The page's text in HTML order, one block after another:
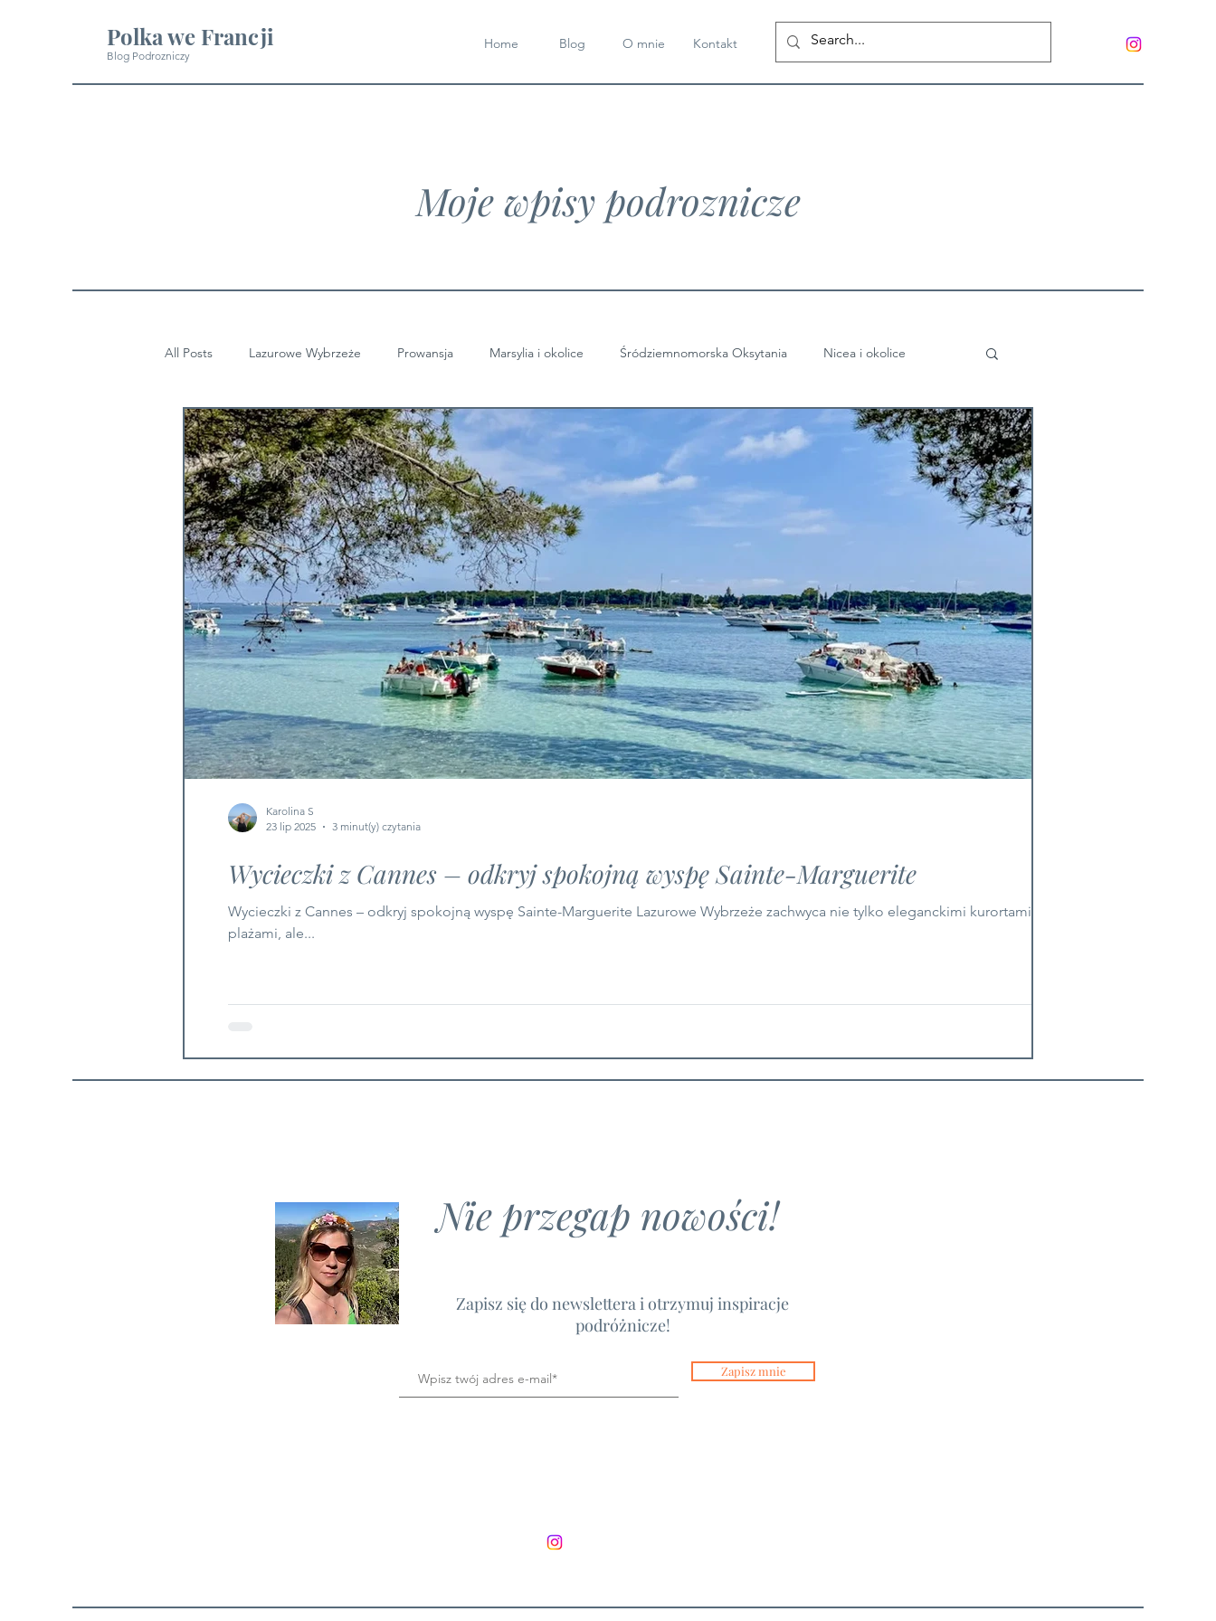
Polka we Francji
Blog Podrozniczy
Home Blog O mnie Kontakt
Moje wpisy podroznicze
All Posts Lazurowe Wybrzeże Prowansja Marsylia i okolice Śródziemnomorska Oksytania Nicea i okolice
Wycieczki z Cannes – odkryj spokojną wyspę Sainte-Marguerite
Wycieczki z Cannes – odkryj spokojną wyspę Sainte-Marguerite Lazurowe Wybrzeże zachwyca nie tylko eleganckimi kurortami i
plażami, ale...
Karolina S
23 lip 2025
3 minut(y) czytania
Nie przegap nowości!
Zapisz się do newslettera i otrzymuj inspiracje
podróżnicze!
Zapisz mnie